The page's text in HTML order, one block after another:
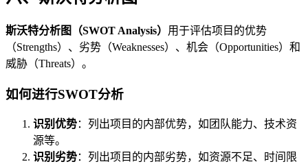
斯沃特分析图（SWOT Analysis） 用于评估项目的优势
（Strengths）、劣势（Weaknesses）、机会（Opportunities）和
威胁（Threats）。
如何进行SWOT分析
识别优势：列出项目的内部优势，如团队能力、技术资
源等。
识别劣势：列出项目的内部劣势，如资源不足、时间限